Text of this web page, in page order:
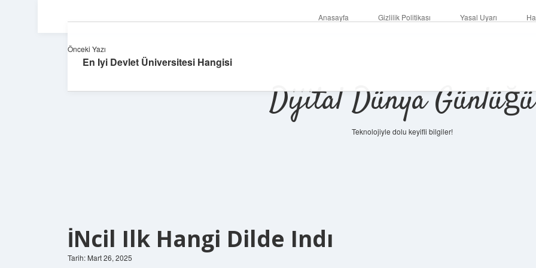
Anasayfa Gizlilik Politikası Yasal Uyarı
Dijital Dünya Günlüğü
Teknolojiyle dolu keyifli bilgiler!
İNcil Ilk Hangi Dilde Indı
Tarih: Mart 26, 2025
Önceki Yazı
En Iyi Devlet Üniversitesi Hangisi